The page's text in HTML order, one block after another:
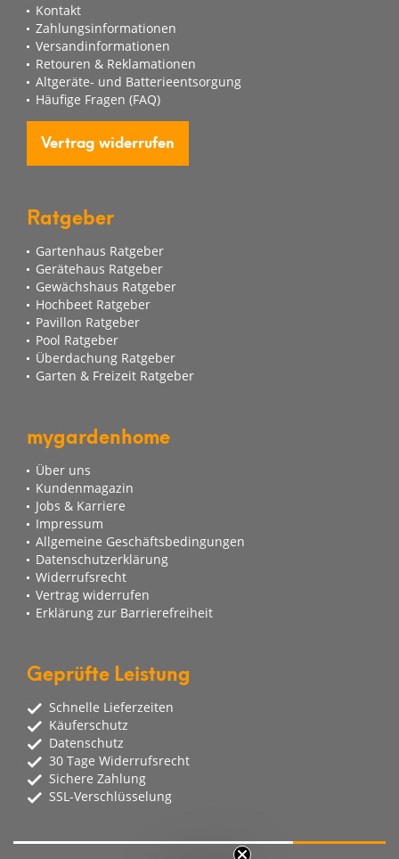
Kontakt
Zahlungsinformationen
Versandinformationen
Retouren & Reklamationen
Altgeräte- und Batterieentsorgung
Häufige Fragen (FAQ)
Vertrag widerrufen
Ratgeber
Gartenhaus Ratgeber
Gerätehaus Ratgeber
Gewächshaus Ratgeber
Hochbeet Ratgeber
Pavillon Ratgeber
Pool Ratgeber
Überdachung Ratgeber
Garten & Freizeit Ratgeber
mygardenhome
Über uns
Kundenmagazin
Jobs & Karriere
Impressum
Allgemeine Geschäftsbedingungen
Datenschutzerklärung
Widerrufsrecht
Vertrag widerrufen
Erklärung zur Barrierefreiheit
Geprüfte Leistung
Schnelle Lieferzeiten
Käuferschutz
Datenschutz
30 Tage Widerrufsrecht
Sichere Zahlung
SSL-Verschlüsselung